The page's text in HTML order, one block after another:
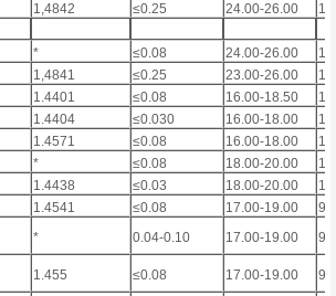
1,4842 ≤0.25 24.00-26.00
* ≤0.08 24.00-26.00
1,4841 ≤0.25 23.00-26.00
1.4401 ≤0.08 16.00-18.50
1.4404 ≤0.030 16.00-18.00
1.4571 ≤0.08 16.00-18.00
* ≤0.08 18.00-20.00
1.4438 ≤0.03 18.00-20.00
1.4541 ≤0.08 17.00-19.00
* 0.04-0.10 17.00-19.00
1.455 ≤0.08 17.00-19.00